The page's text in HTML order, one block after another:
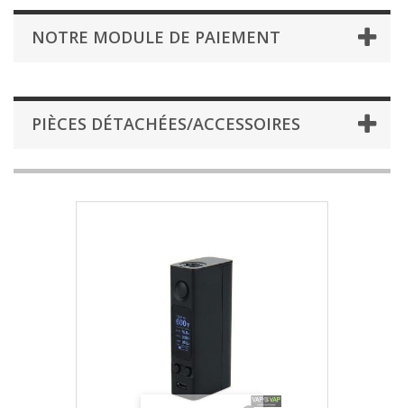
NOTRE MODULE DE PAIEMENT
PIÈCES DÉTACHÉES/ACCESSOIRES